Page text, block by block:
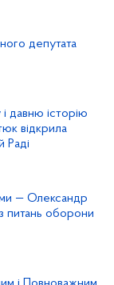
депутата
давню історію
відкрила
Раді
— Олександр
питань оборони